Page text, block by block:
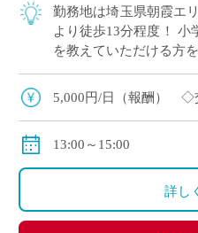
勤務地は埼玉県朝霞エ
より徒歩13分程度！ 小
を教えていただける方
5,000円/日（報酬） ◇
13:00～15:00
詳し